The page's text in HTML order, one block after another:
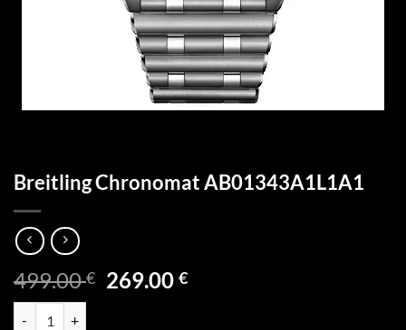
Breitling Chronomat AB01343A1L1A1
499.00€ Ursprünglicher
269.00€Aktueller